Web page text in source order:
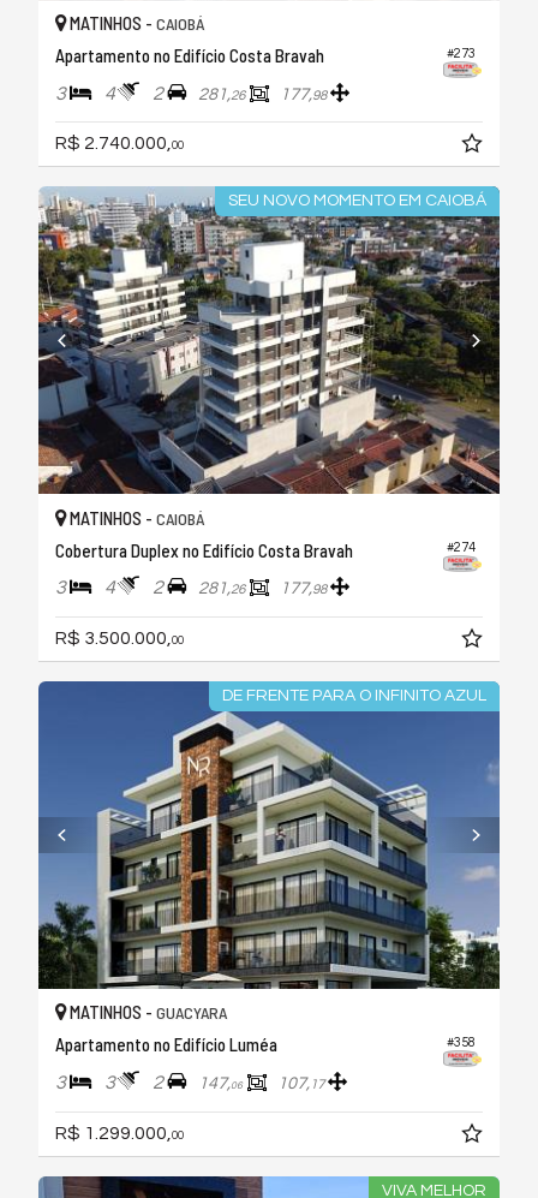
#273
MATINHOS - CAIOBÁ
Apartamento no Edifício Costa Bravah
3 4 2 281,26 177,98
R$ 2.740.000,00
SEU NOVO MOMENTO EM CAIOBÁ
#274
MATINHOS - CAIOBÁ
Cobertura Duplex no Edifício Costa Bravah
3 4 2 281,26 177,98
R$ 3.500.000, 00
DE FRENTE PARA O INFINITO AZUL
#358
MATINHOS - GUACYARA
Apartamento no Edifício Luméa
3 3 2 147,06 107, 17
R$ 1.299.000, 00
VIVA MELHOR